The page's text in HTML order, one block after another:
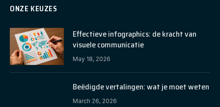
ONZE KEUZES
Effectieve infographics: de kracht van
visuele communicatie
May 18, 2026
Beëdigde vertalingen: wat je moet weten
March 26, 2026